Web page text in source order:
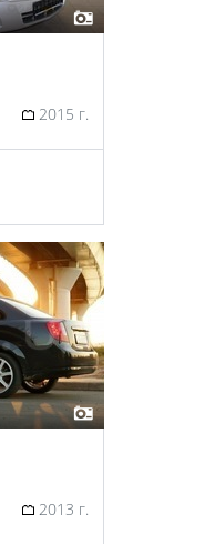
2015 г.
2013 г.